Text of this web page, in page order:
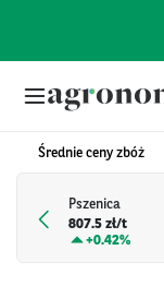
Średnie ceny zbóż
Pszenica
807.5 zł/t
+0.42%